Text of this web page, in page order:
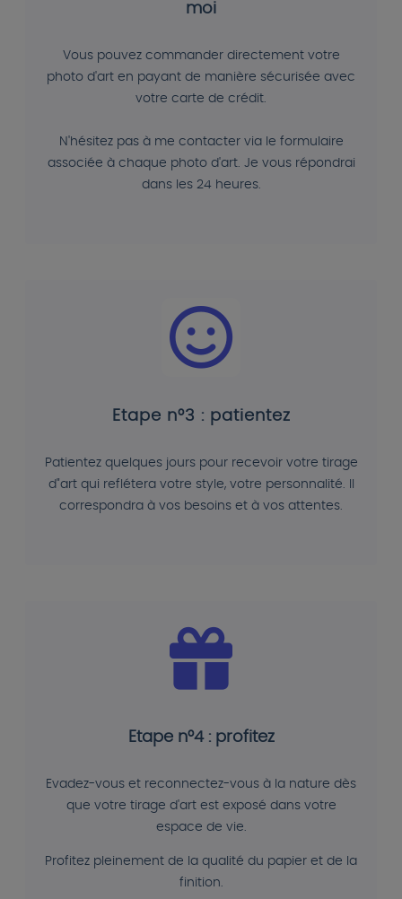
moi
Vous pouvez commander directement votre
photo d'art en payant de manière sécurisée avec
votre carte de crédit.
N'hésitez pas à me contacter via le formulaire
associée à chaque photo d'art. Je vous répondrai
dans les 24 heures.
Etape n°3 : patientez
Patientez quelques jours pour recevoir votre tirage
d"art qui reflétera votre style, votre personnalité. Il
correspondra à vos besoins et à vos attentes.
Etape n°4 : profitez
Evadez-vous et reconnectez-vous à la nature dès
que votre tirage d'art est exposé dans votre
espace de vie.
Profitez pleinement de la qualité du papier et de la
finition.